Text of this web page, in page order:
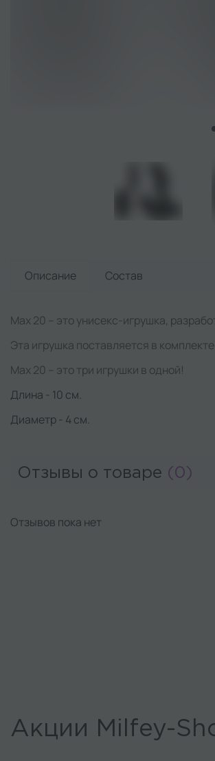
Описание Состав
Max 20 – это унисекс-игрушка,
Эта игрушка поставляется в
Max 20 – это три игрушки в одной!
Длина - 10 см.
Диаметр - 4 см.
Отзывы о товаре (0)
Отзывов пока нет
Акции Milfey-